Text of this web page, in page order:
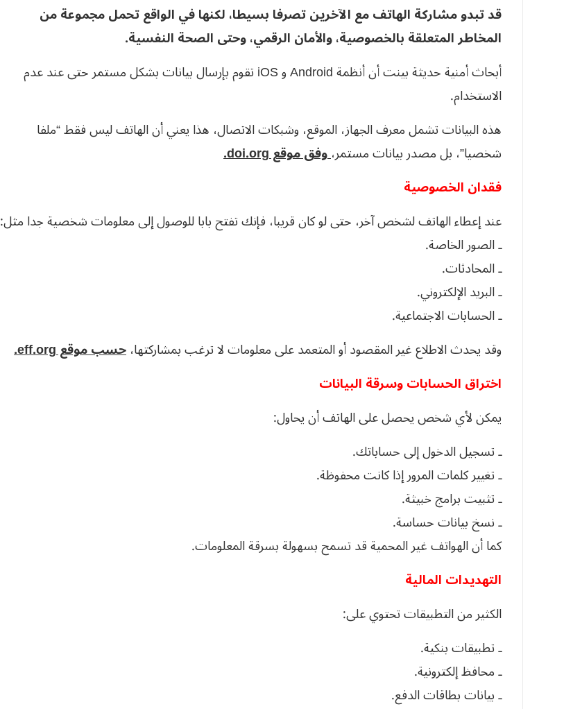
قد تبدو مشاركة الهاتف مع الآخرين تصرفا بسيطا، لكنها في الواقع تحمل مجموعة من
المخاطر المتعلقة بالخصوصية، والأمان الرقمي، وحتى الصحة النفسية.
أبحاث أمنية حديثة بينت أن أنظمة Android و iOS تقوم بإرسال بيانات بشكل مستمر حتى عند عدم
الاستخدام.
هذه البيانات تشمل معرف الجهاز، الموقع، وشبكات الاتصال، هذا يعني أن الهاتف ليس فقط “ملفا
شخصيا”، بل مصدر بيانات مستمر،وفق موقع doi.org.
فقدان الخصوصية
عند إعطاء الهاتف لشخص آخر، حتى لو كان قريبا، فإنك تفتح بابا للوصول إلى معلومات شخصية جدا مثل:
ـ الصور الخاصة.
ـ المحادثات.
ـ البريد الإلكتروني.
ـ الحسابات الاجتماعية.
وقد يحدث الاطلاع غير المقصود أو المتعمد على معلومات لا ترغب بمشاركتها،حسب موقع eff.org.
اختراق الحسابات وسرقة البيانات
يمكن لأي شخص يحصل على الهاتف أن يحاول:
ـ تسجيل الدخول إلى حساباتك.
ـ تغيير كلمات المرور إذا كانت محفوظة.
ـ تثبيت برامج خبيثة.
ـ نسخ بيانات حساسة.
كما أن الهواتف غير المحمية قد تسمح بسهولة بسرقة المعلومات.
التهديدات المالية
الكثير من التطبيقات تحتوي على:
ـ تطبيقات بنكية.
ـ محافظ إلكترونية.
ـ بيانات بطاقات الدفع.